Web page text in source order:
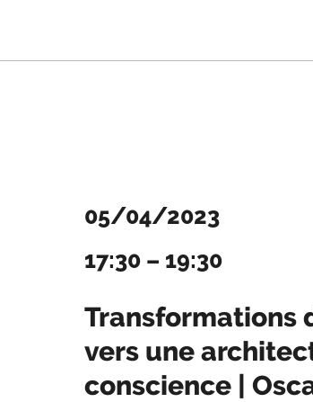
05/04/2023
17:30 – 19:30
Transformations
vers une
conscience |